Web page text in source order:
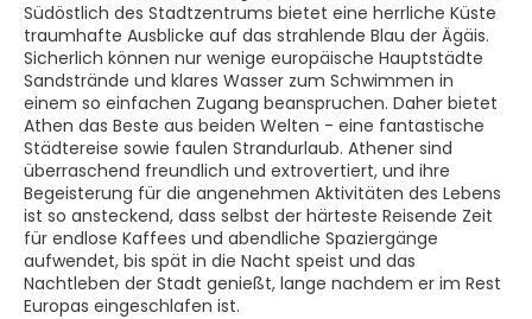
Südöstlich des Stadtzentrums bietet eine herrliche Küste
traumhafte Ausblicke auf das strahlende Blau der Ägäis.
Sicherlich können nur wenige europäische Hauptstädte
Sandstrände und klares Wasser zum Schwimmen in
einem so einfachen Zugang beanspruchen. Daher bietet
Athen das Beste aus beiden Welten - eine fantastische
Städtereise sowie faulen Strandurlaub. Athener sind
überraschend freundlich und extrovertiert, und ihre
Begeisterung für die angenehmen Aktivitäten des Lebens
ist so ansteckend, dass selbst der härteste Reisende Zeit
für endlose Kaffees und abendliche Spaziergänge
aufwendet, bis spät in die Nacht speist und das
Nachtleben der Stadt genießt, lange nachdem er im Rest
Europas eingeschlafen ist.